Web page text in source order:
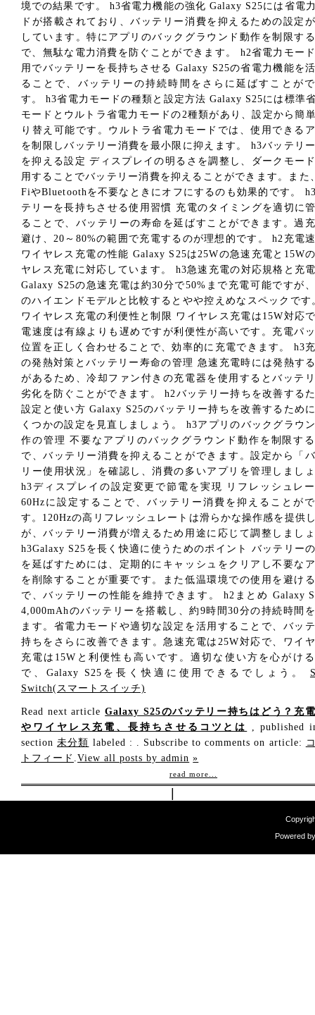
境での結果です。 h3省電力機能の強化 Galaxy S25には省電
ドが搭載されており、バッテリー消費を抑えるための設定
しています。特にアプリのバックグラウンド動作を制限す
で、無駄な電力消費を防ぐことができます。 h2省電力モー
用でバッテリーを長持ちさせる Galaxy S25の省電力機能を
ることで、バッテリーの持続時間をさらに延ばすことが
す。 h3省電力モードの種類と設定方法 Galaxy S25には標準
モードとウルトラ省電力モードの2種類があり、設定から簡
り替え可能です。ウルトラ省電力モードでは、使用できる
を制限しバッテリー消費を最小限に抑えます。 h3バッテリ
を抑える設定 ディスプレイの明るさを調整し、ダークモー
用することでバッテリー消費を抑えることができます。また
FiやBluetoothを不要なときにオフにするのも効果的です。
テリーを長持ちさせる使用習慣 充電のタイミングを適切に
ることで、バッテリーの寿命を延ばすことができます。過
避け、20～80%の範囲で充電するのが理想的です。 h2充電
ワイヤレス充電の性能 Galaxy S25は25Wの急速充電と15W
ヤレス充電に対応しています。 h3急速充電の対応規格と充
Galaxy S25の急速充電は約30分で50%まで充電可能ですが
のハイエンドモデルと比較するとやや控えめなスペックです
ワイヤレス充電の利便性と制限 ワイヤレス充電は15W対応
電速度は有線よりも遅めですが利便性が高いです。充電パ
位置を正しく合わせることで、効率的に充電できます。 h3
の発熱対策とバッテリー寿命の管理 急速充電時には発熱す
があるため、冷却ファン付きの充電器を使用するとバッテ
劣化を防ぐことができます。 h2バッテリー持ちを改善する
設定と使い方 Galaxy S25のバッテリー持ちを改善するため
くつかの設定を見直しましょう。 h3アプリのバックグラウ
作の管理 不要なアプリのバックグラウンド動作を制限す
で、バッテリー消費を抑えることができます。設定から「
リー使用状況」を確認し、消費の多いアプリを管理しまし
h3ディスプレイの設定変更で節電を実現 リフレッシュレ
60Hzに設定することで、バッテリー消費を抑えることが
す。120Hzの高リフレッシュレートは滑らかな操作感を提供
が、バッテリー消費が増えるため用途に応じて調整しまし
h3Galaxy S25を長く快適に使うためのポイント バッテリー
を延ばすためには、定期的にキャッシュをクリアし不要な
を削除することが重要です。また低温環境での使用を避け
で、バッテリーの性能を維持できます。 h2まとめ Galaxy
4,000mAhのバッテリーを搭載し、約9時間30分の持続時間
ます。省電力モードや適切な設定を活用することで、バッ
持ちをさらに改善できます。急速充電は25W対応で、ワイ
充電は15Wと利便性も高いです。適切な使い方を心がけ
で、Galaxy S25を長く快適に使用できるでしょう。
Switch(スマートスイッチ)
Read next articleGalaxy S25のバッテリー持ちはどう？充
やワイヤレス充電、長持ちさせるコツとは
, published
section未分類 labeled : . Subscribe to comments on article:
トフィード .View all posts by admin »
read more...
|
Powered